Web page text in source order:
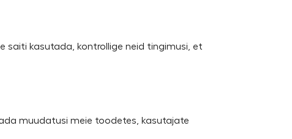
saiti kasutada, kontrollige neid tingimusi, et
muudatusi meie toodetes, kasutajate